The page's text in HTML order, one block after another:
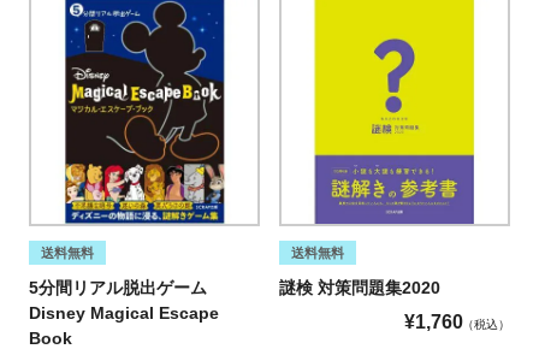
送料無料
5分間リアル脱出ゲーム
Disney Magical Escape
Book
送料無料
謎検 対策問題集2020
¥1,760 税込